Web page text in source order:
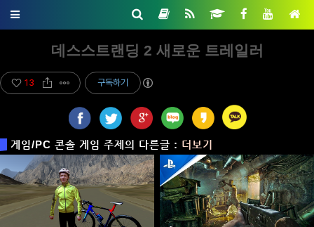
데스스트랜딩 2 새로운 트레일러
13 구독하기
게임/PC 콘솔 게임 주제의 다른글 : 더보기